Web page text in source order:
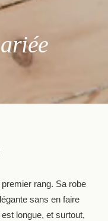
rang. Sa robe
sans en faire
longue, et surtout,